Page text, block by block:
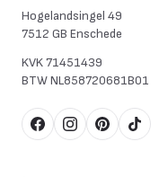
Hogelandsingel 49
7512 GB Enschede
KVK71451439
BTWNL858720681B01
FacebookInstagram
Pinterest
TikTok